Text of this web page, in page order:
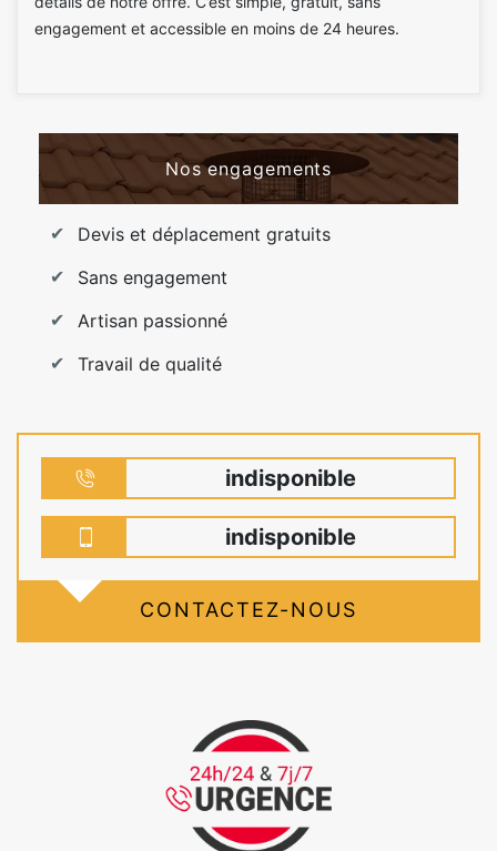
engagement et accessible en moins de 24 heures.
Nos engagements
Devis et déplacement gratuits
Sans engagement
Artisan passionné
Travail de qualité
indisponible
indisponible
CONTACTEZ-NOUS